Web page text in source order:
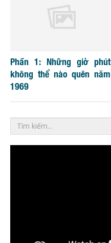
Phần 1: Những giờ phút
không thể nào quên năm
1969